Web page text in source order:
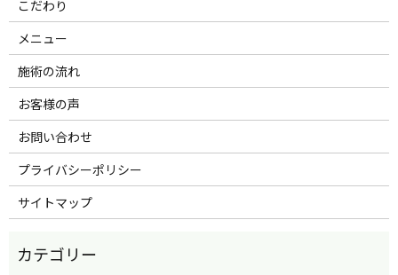
こだわり
メニュー
施術の流れ
お客様の声
お問い合わせ
プライバシーポリシー
サイトマップ